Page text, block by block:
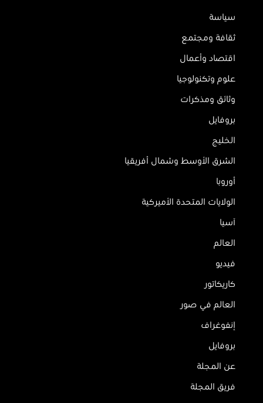
سياسة
ثقافة ومجتمع
اقتصاد وأعمال
علوم وتكنولوجيا
وثائق ومذكرات
بروفايل
الخليج
الشرق الأوسط وشمال أفريقيا
أوروبا
الولايات المتحدة الأميركية
آسيا
العالم
فيديو
كاريكاتور
العالم في صور
إنفوغراف
بروفايل
عن المجلة
فريق المجلة